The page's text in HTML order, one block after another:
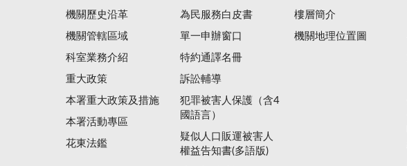
機關歷史沿革
機關管轄區域
科室業務介紹
重大政策
本署重大政策及措施
本署活動專區
花東法鑑
為民服務白皮書
單一申辦窗口
特約通譯名冊
訴訟輔導
犯罪被害人保護（含4
國語言）
疑似人口販運被害人
權益告知書(多語版)
樓層簡介
機關地理位置圖